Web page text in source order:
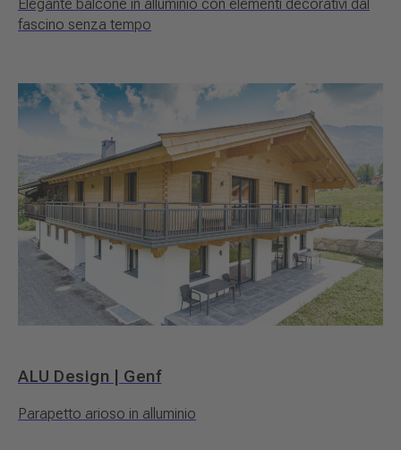
Elegante balcone in alluminio con elementi decorativi dal
fascino senza tempo
ALU Design | Genf
Parapetto arioso in alluminio